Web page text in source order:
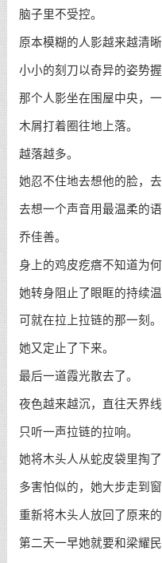
脑子里不受控。
原本模糊的人影越来越清晰
小小的刻刀以奇异的姿势握
那个人影坐在围屋中央，
木屑打着圈往地上落。
越落越多。
她忍不住地去想他的脸，
去想一个声音用最温柔的
乔佳善。
身上的鸡皮疙瘩不知道为
她转身阻止了眼眶的持续
可就在拉上拉链的那一刻。
她又定止了下来。
最后一道霞光散去了。
夜色越来越沉，直往天界线
只听一声拉链的拉响。
她将木头人从蛇皮袋里掏了
多害怕似的，她大步走到窗
重新将木头人放回了原来的
第二天一早她就要和梁耀